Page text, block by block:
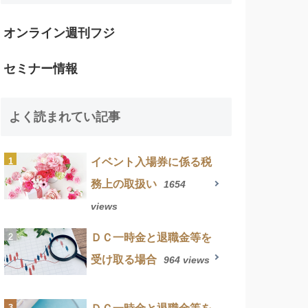
オンライン週刊フジ
セミナー情報
よく読まれてい記事
イベント入場券に係る税
務上の取扱い
1654
views
ＤＣ一時金と退職金等を
受け取る場合
964 views